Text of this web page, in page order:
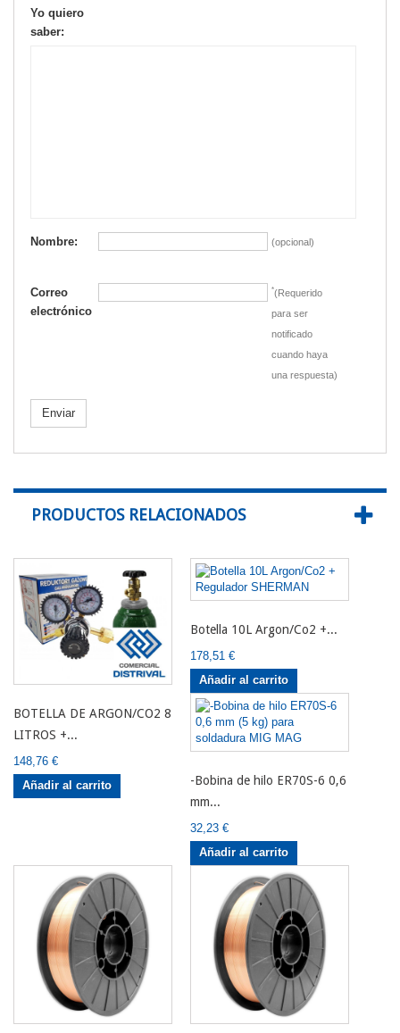
Yo quiero
saber:
Nombre: (opcional)
Correo
electrónico
*(Requerido
para ser
notificado
cuando haya
una respuesta)
Enviar
PRODUCTOS RELACIONADOS
BOTELLA DE ARGON/CO2 8
LITROS +...
148,76 €
Añadir al carrito
Botella 10L Argon/Co2 +...
178,51 €
Añadir al carrito
-Bobina de hilo ER70S-6 0,6
mm...
32,23 €
Añadir al carrito